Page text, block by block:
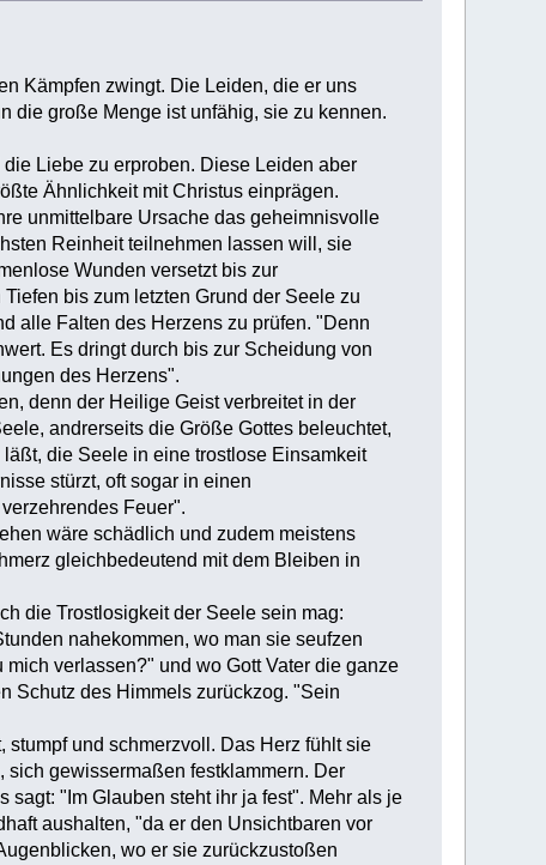
Kämpfen zwingt. Die Leiden, die er uns
die große Menge ist unfähig, sie zu kennen.
Liebe zu erproben. Diese Leiden aber
Ähnlichkeit mit Christus einprägen.
unmittelbare Ursache das geheimnisvolle
Reinheit teilnehmen lassen will, sie
Wunden versetzt bis zur
bis zum letzten Grund der Seele zu
alle Falten des Herzens zu prüfen. "Denn
Es dringt durch bis zur Scheidung von
des Herzens".
denn der Heilige Geist verbreitet in der
andrerseits die Größe Gottes beleuchtet,
die Seele in eine trostlose Einsamkeit
stürzt, oft sogar in einen
Feuer".
wäre schädlich und zudem meistens
gleichbedeutend mit dem Bleiben in
die Trostlosigkeit der Seele sein mag:
nahekommen, wo man sie seufzen
verlassen?" und wo Gott Vater die ganze
Schutz des Himmels zurückzog. "Sein
und schmerzvoll. Das Herz fühlt sie
gewissermaßen festklammern. Der
"Im Glauben steht ihr ja fest". Mehr als je
aushalten, "da er den Unsichtbaren vor
wo er sie zurückzustoßen